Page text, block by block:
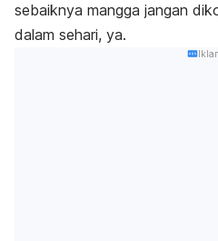
sebaiknya mangga jangan
dalam sehari, ya.
Iklan